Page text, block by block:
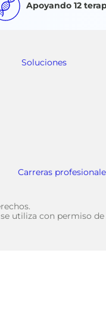
Apoyando 12
Soluciones
Carreras
utiliza con permiso de